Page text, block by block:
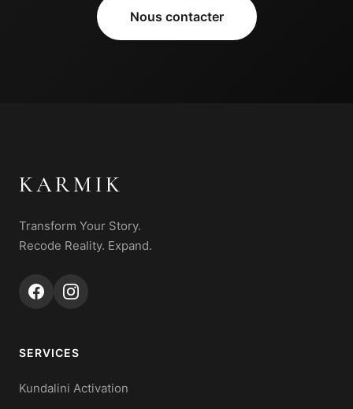
Nous contacter
KARMIK
Transform Your Story.
Recode Reality. Expand.
SERVICES
Kundalini Activation